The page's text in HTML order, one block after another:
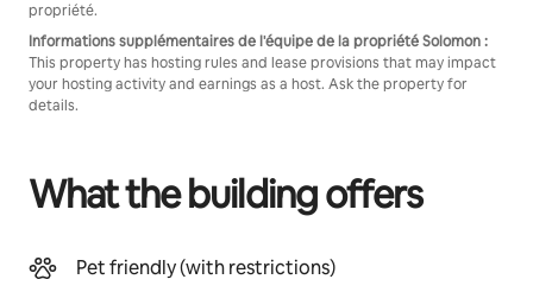
propriété.
Informations supplémentaires de l'équipe de la propriété Solomon :
This property has hosting rules and lease provisions that may impact
your hosting activity and earnings as a host. Ask the property for
details.
What the building offers
Pet friendly (with restrictions)